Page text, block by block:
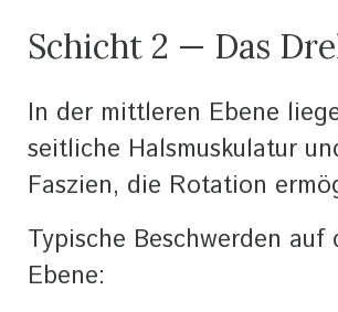
Schicht 2 — Das
In der mittleren Ebene
seitliche Halsmuskulatur
Faszien, die Rotation
Typische Beschwerden auf
Ebene: